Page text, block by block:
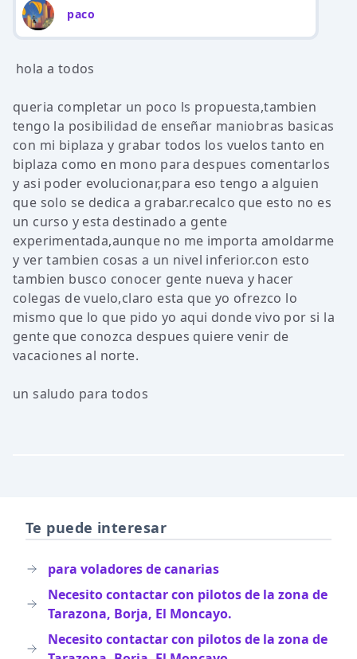
paco
hola a todos
queria completar un poco ls propuesta,tambien
tengo la posibilidad de enseñar maniobras basicas
con mi biplaza y grabar todos los vuelos tanto en
biplaza como en mono para despues comentarlos
y asi poder evolucionar,para eso tengo a alguien
que solo se dedica a grabar.recalco que esto no es
un curso y esta destinado a gente
experimentada,aunque no me importa amoldarme
y ver tambien cosas a un nivel inferior.con esto
tambien busco conocer gente nueva y hacer
colegas de vuelo,claro esta que yo ofrezco lo
mismo que lo que pido yo aqui donde vivo por si la
gente que conozca despues quiere venir de
vacaciones al norte.
un saludo para todos
Te puede interesar
para voladores de canarias
Necesito contactar con pilotos de la zona de
Tarazona, Borja, El Moncayo.
Necesito contactar con pilotos de la zona de